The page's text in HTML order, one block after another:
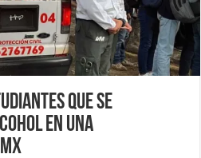
que se
en una